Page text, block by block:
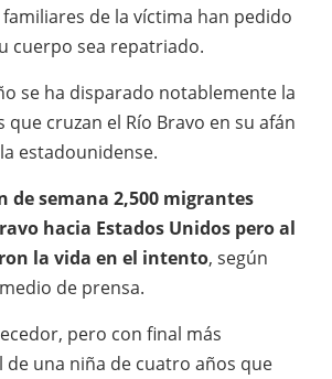
de la víctima han pedido
cuerpo sea repatriado.
se ha disparado notablemente la
cruzan el Río Bravo en su afán
estadounidense.
de semana 2,500 migrantes
hacia Estados Unidos pero al
la vida en el intento, según
de prensa.
pero con final más
una niña de cuatro años que